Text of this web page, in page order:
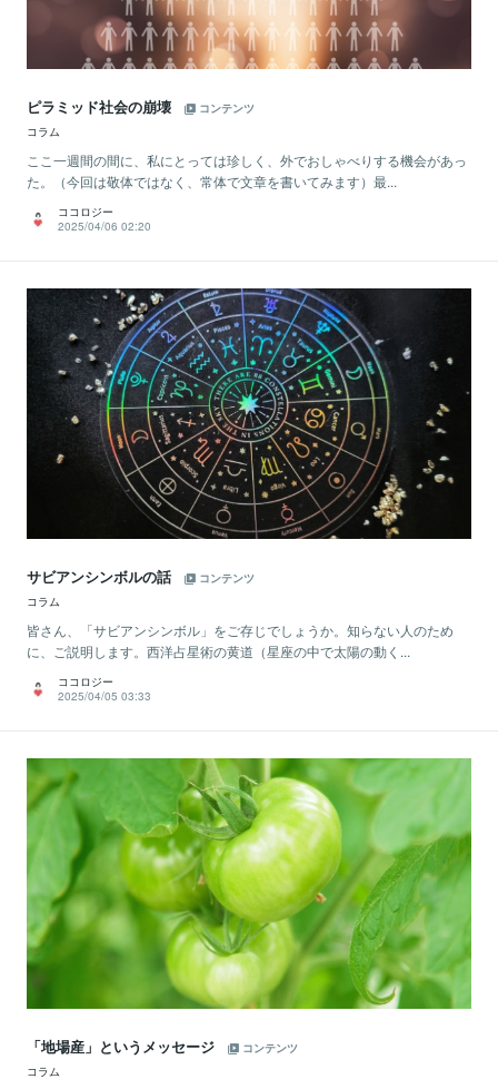
ピラミッド社会の崩壊
コンテンツ
コラム
ここ一週間の間に、私にとっては珍しく、外でおしゃべりする機会があっ
た。（今回は敬体ではなく、常体で文章を書いてみます）最...
ココロジー
2025/04/06 02:20
サビアンシンボルの話
コンテンツ
コラム
皆さん、「サビアンシンボル」をご存じでしょうか。知らない人のため
に、ご説明します。西洋占星術の黄道（星座の中で太陽の動く...
ココロジー
2025/04/05 03:33
「地場産」というメッセージ
コンテンツ
コラム